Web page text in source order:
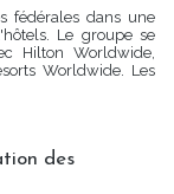
fédérales dans une
Le groupe se
Hilton Worldwide,
Worldwide. Les
des